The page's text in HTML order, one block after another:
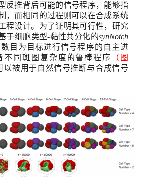
反推背后可能的信号程序，能够指
，而相同的过程则可以在合成系统
程设计。为了证明其可行性，研究
于细胞类型-黏性共分化的synNotch
目为目标进行信号程序的自主进
不同斑图复杂度的鲁棒程序
（图
以被用于自然信号推断与合成信号